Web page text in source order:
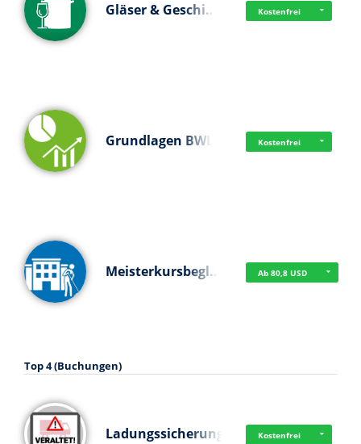
Gläser & Geschi… Kostenfrei
Grundlagen BWL Kostenfrei
Meisterkursbegl… Ab 80,8 USD
Top 4 (Buchungen)
Ladungssicherung Kostenfrei